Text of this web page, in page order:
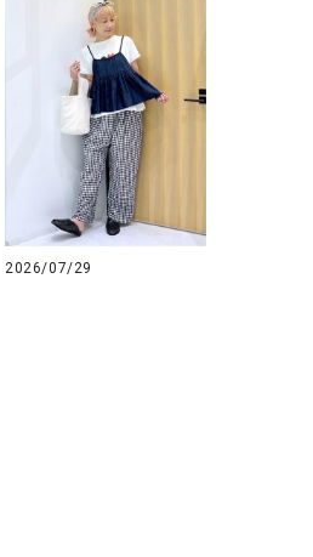
2026/07/29